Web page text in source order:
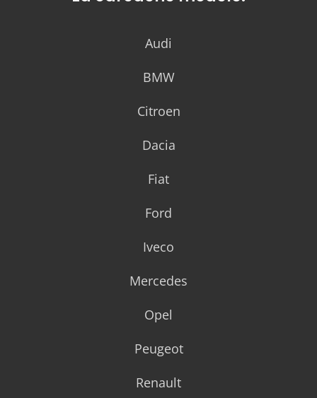
Audi
BMW
Citroen
Dacia
Fiat
Ford
Iveco
Mercedes
Opel
Peugeot
Renault